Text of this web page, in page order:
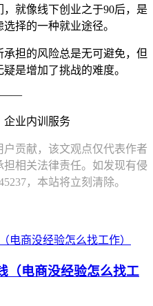
就像线下创业之于90后，是
择的一种就业途径。
担的风险总是无可避免，但
是增加了挑战的难度。
企业内训服务
贡献，该文观点仅代表作者
相关法律责任。如发现有侵
，本站将立刻清除。
（电商没经验怎么找工